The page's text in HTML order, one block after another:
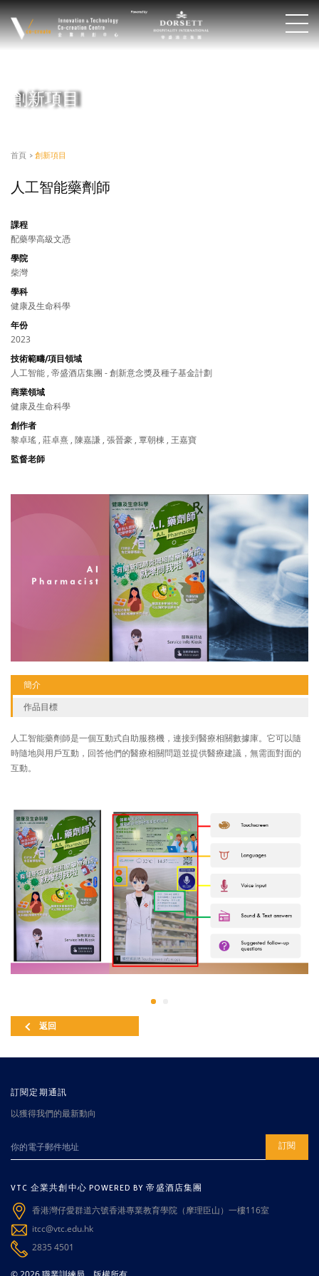
創新項目
首頁 > 創新項目
人工智能藥劑師
課程
配藥學高級文憑
學院
柴灣
學科
健康及生命科學
年份
2023
技術範疇/項目領域
人工智能 , 帝盛酒店集團 - 創新意念獎及種子基金計劃
商業領域
健康及生命科學
創作者
黎卓瑤 , 莊卓熹 , 陳嘉謙 , 張晉豪 , 覃朝棟 , 王嘉寶
監督老師
簡介
作品目標
人工智能藥劑師是一個互動式自助服務機，連接到醫療相關數據庫。它可以隨
時隨地與用戶互動，回答他們的醫療相關問題並提供醫療建議，無需面對面的
互動。
返回
訂閱定期通訊
以獲得我們的最新動向
訂閱
VTC 企業共創中心 POWERED BY 帝盛酒店集團
香港灣仔愛群道六號香港專業教育學院（摩理臣山）一樓116室
itcc@vtc.edu.hk
2835 4501